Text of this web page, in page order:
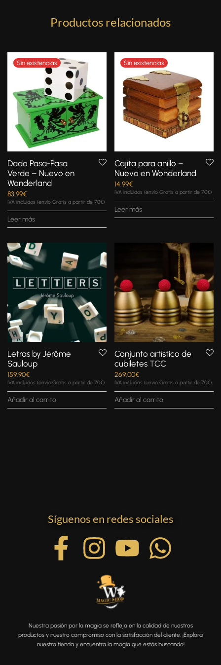
Productos relacionados
Dado Pasa-Pasa
Verde – Nuevo en
Wonderland
83.99€
IVA incluidos (envío Gratis a partir de 70€)
Leer más
Cajita para anillo –
Nuevo en Wonderland
14.99€
IVA incluidos (envío Gratis a partir de 70€)
Leer más
Letras by Jérôme
Sauloup
159.90€
IVA incluidos (envío Gratis a partir de 70€)
Añadir al carrito
Conjunto artístico de
cubiletes TCC
269.00€
IVA incluidos (envío Gratis a partir de 70€)
Añadir al carrito
Síguenos en redes sociales
Nuestra pasión por la magia se refleja en la calidad de nuestros
productos y nuestro compromiso con la satisfacción del cliente. ¡Explora
nuestra tienda y encuentra la magia que estás buscando!